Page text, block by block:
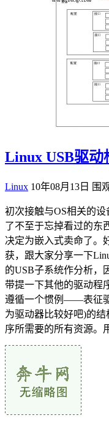
Linux USB驱动
Linux 10年08月13日 围
初次接触与OS相关的
了不至于忘掉看过的东
决定为嵌入式卖命了。
获，跟大家分享一下
的USB子系统作分析，
带提一下其他的驱动程
遵循一个惯例——表征
为驱动器比较好吧)的
序所需要的所有资源。